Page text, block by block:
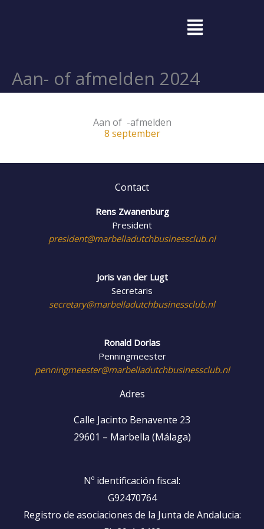
Menu
Aan- of afmelden 2024
Aan of -afmelden
8 september
Contact
Rens Zwanenburg
President
president@marbelladutchbusinessclub.nl
Joris van der Lugt
Secretaris
secretary@marbelladutchbusinessclub.nl
Ronald Dorlas
Penningmeester
penningmeester@marbelladutchbusinessclub.nl
Adres
Calle Jacinto Benavente 23
29601 – Marbella (Málaga)
Nº identificación fiscal:
G92470764
Registro de asociaciones de la Junta de Andalucia: